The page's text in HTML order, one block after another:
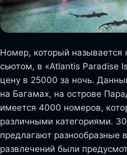
Номер, который называется
сьютом, в «Atlantis Paradise
цену в 25000 за ночь.
на Багамах, на острове
имеется 4000 номеров,
различными категориями.
предлагают разнообразные
развлечений были